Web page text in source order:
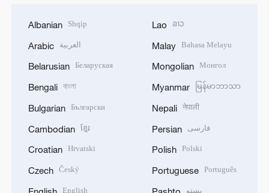
Albanian Shqip
Arabic العربية
Belarusian Беларуская
Bengali বাংলা
Bulgarian Български
Cambodian ខ្មែរ
Croatian Hrvatski
Czech Český
English
Lao ລາວ
Malay Bahasa Melayu
Mongolian Монгол
Myanmar မြန်မာဘာသာ
Nepali नेपाली
Persian فارسی
Polish Polski
Portuguese Português
پښتو